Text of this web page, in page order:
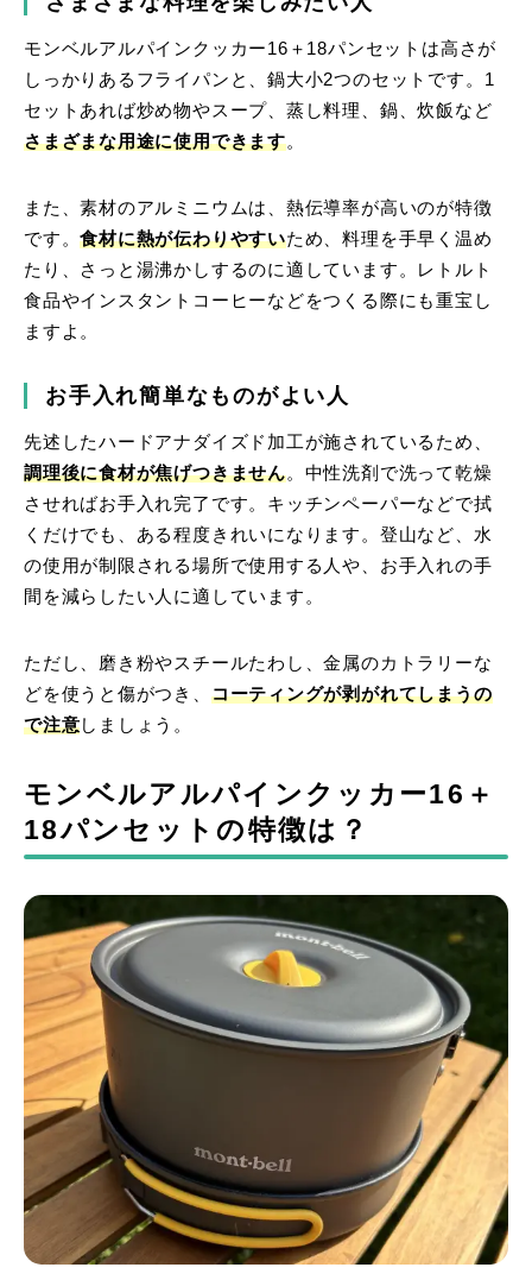
モンベルアルパインクッカー16＋18パンセットは高さが
しっかりあるフライパンと、鍋大小2つのセットです。1
セットあれば炒め物やスープ、蒸し料理、鍋、炊飯など
さまざまな用途に使用できます。
また、素材のアルミニウムは、熱伝導率が高いのが特徴
です。食材に熱が伝わりやすいため、料理を手早く温め
たり、さっと湯沸かしするのに適しています。レトルト
食品やインスタントコーヒーなどをつくる際にも重宝し
ますよ。
お手入れ簡単なものがよい人
先述したハードアナダイズド加工が施されているため、
調理後に食材が焦げつきません。中性洗剤で洗って乾燥
させればお手入れ完了です。キッチンペーパーなどで拭
くだけでも、ある程度きれいになります。登山など、水
の使用が制限される場所で使用する人や、お手入れの手
間を減らしたい人に適しています。
ただし、磨き粉やスチールたわし、金属のカトラリーな
どを使うと傷がつき、 コーティングが剥がれてしまうの
で注意しましょう。
モンベルアルパインクッカー16＋
18パンセットの特徴は？